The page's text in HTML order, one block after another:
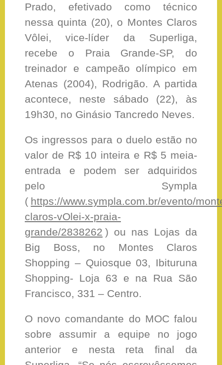
Prado, efetivado como técnico
nessa quinta (20), o Montes Claros
Vôlei, vice-líder da Superliga,
recebe o Praia Grande-SP, do
treinador e campeão olímpico em
Atenas (2004), Rodrigão. A partida
acontece, neste sábado (22), às
19h30, no Ginásio Tancredo Neves.
Os ingressos para o duelo estão no
valor de R$ 10 inteira e R$ 5 meia-
entrada e podem ser adquiridos
pelo Sympla
( https://www.sympla.com.br/evento/
claros-vOlei-x-praia-
grande/2838262 ) ou nas Lojas da
Big Boss, no Montes Claros
Shopping – Quiosque 03, Ibituruna
Shopping- Loja 63 e na Rua São
Francisco, 331 – Centro.
O novo comandante do MOC falou
sobre assumir a equipe no jogo
anterior e nesta reta final da